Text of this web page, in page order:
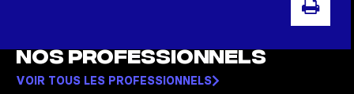
Nos professionnels
VOIR TOUS LES PROFESSIONNELS